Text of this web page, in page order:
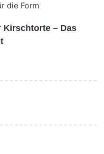
die Form
Kirschtorte – Das